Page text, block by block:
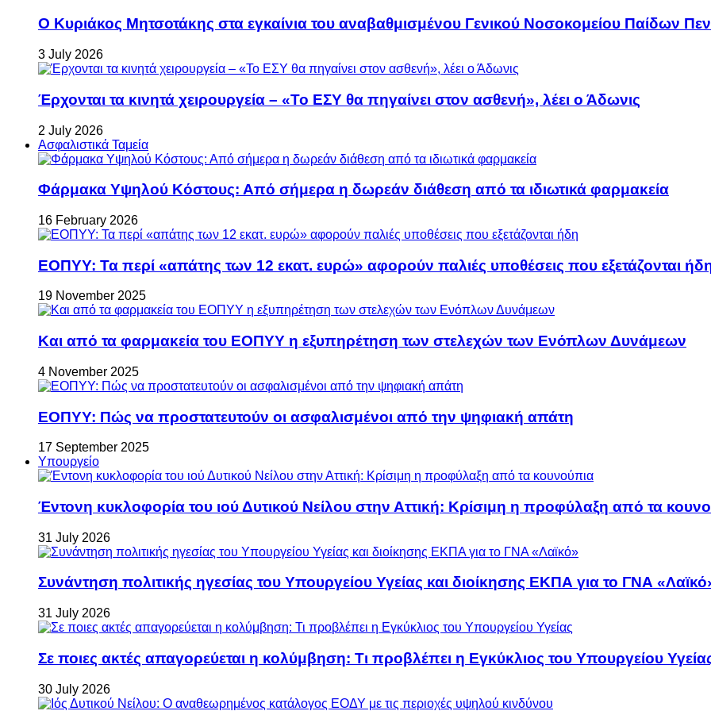
Ο Κυριάκος Μητσοτάκης στα εγκαίνια του αναβαθμισμένου Γενικού Νοσοκομείου Παίδων
3 July 2026
Έρχονται τα κινητά χειρουργεία – «Το ΕΣΥ θα πηγαίνει στον ασθενή», λέει ο Άδωνις
2 July 2026
Ασφαλιστικά Ταμεία
Φάρμακα Υψηλού Κόστους: Από σήμερα η δωρεάν διάθεση από τα ιδιωτικά φαρμακεία
16 February 2026
ΕΟΠΥΥ: Τα περί «απάτης των 12 εκατ. ευρώ» αφορούν παλιές υποθέσεις που εξετάζονται
19 November 2025
Και από τα φαρμακεία του ΕΟΠΥΥ η εξυπηρέτηση των στελεχών των Ενόπλων Δυνάμεων
4 November 2025
ΕΟΠΥΥ: Πώς να προστατευτούν οι ασφαλισμένοι από την ψηφιακή απάτη
17 September 2025
Υπουργείο
Έντονη κυκλοφορία του ιού Δυτικού Νείλου στην Αττική: Κρίσιμη η προφύλαξη από τα
31 July 2026
Συνάντηση πολιτικής ηγεσίας του Υπουργείου Υγείας και διοίκησης ΕΚΠΑ για το ΓΝΑ
31 July 2026
Σε ποιες ακτές απαγορεύεται η κολύμβηση: Τι προβλέπει η Εγκύκλιος του Υπουργείου
30 July 2026